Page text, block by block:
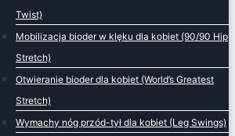
Twist)
Mobilizacja bioder w klęku dla kobiet (90/90 Hip
Stretch)
Otwieranie bioder dla kobiet (World’s Greatest
Stretch)
Wymachy nóg przód-tył dla kobiet (Leg Swings)